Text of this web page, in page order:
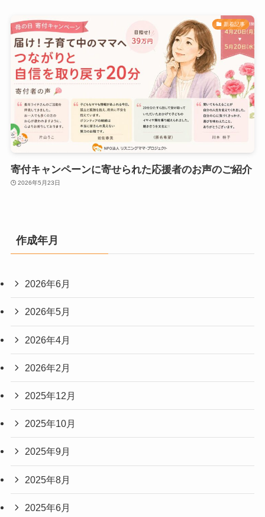
新着記事
寄付キャンペーンに寄せられた応援者のお声のご紹介
2026年5月23日
作成年月
2026年6月
2026年5月
2026年4月
2026年2月
2025年12月
2025年10月
2025年9月
2025年8月
2025年6月